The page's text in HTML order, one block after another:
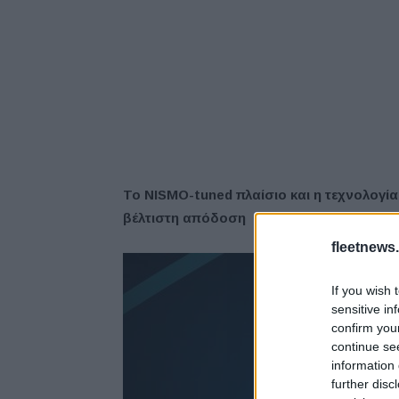
If you wish
sensitive
confirm
continue
information
further
Το NISMO-tuned πλαίσιο και η
βέλτιστη απόδοση